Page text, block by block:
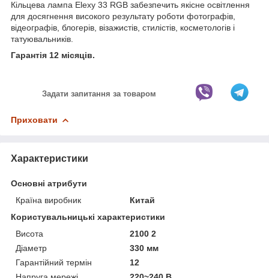
Кільцева лампа Elexy 33 RGB забезпечить якісне освітлення
для досягнення високого результату роботи фотографів,
відеографів, блогерів, візажистів, стилістів, косметологів і
татуювальників.
Гарантія 12 місяців.
Задати запитання за товаром
Приховати
Характеристики
Основні атрибути
Країна виробник
Китай
Користувальницькі характеристики
Висота
2100 2
Діаметр
330 мм
Гарантійний термін
12